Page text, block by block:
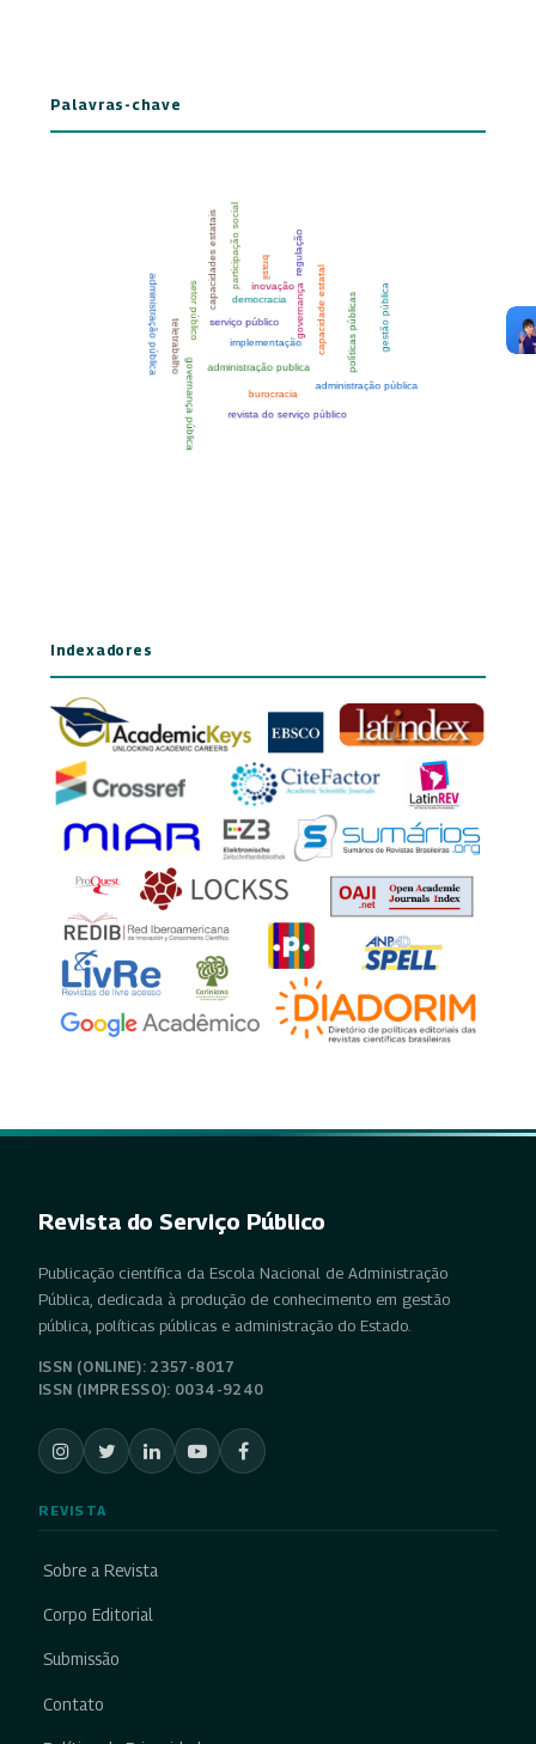
Palavras-chave
Indexadores
Revista do Serviço Público
Publicação científica da Escola Nacional de Administração
Pública, dedicada à produção de conhecimento em gestão
pública, políticas públicas e administração do Estado.
ISSN (ONLINE): 2357-8017
ISSN (IMPRESSO): 0034-9240
REVISTA
Sobre a Revista
Corpo Editorial
Submissão
Contato